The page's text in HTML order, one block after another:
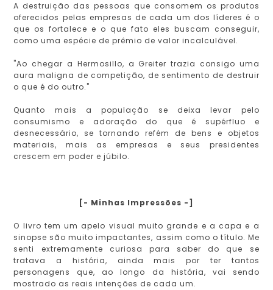
A destruição das pessoas que consomem os produtos
oferecidos pelas empresas de cada um dos líderes é o
que os fortalece e o que fato eles buscam conseguir,
como uma espécie de prêmio de valor incalculável.
"Ao chegar a Hermosillo, a Greiter trazia consigo uma
aura maligna de competição, de sentimento de destruir
o que é do outro."
Quanto mais a população se deixa levar pelo
consumismo e adoração do que é supérfluo e
desnecessário, se tornando refém de bens e objetos
materiais, mais as empresas e seus presidentes
crescem em poder e júbilo.
[- Minhas Impressões -]
O livro tem um apelo visual muito grande e a capa e a
sinopse são muito impactantes, assim como o título. Me
senti extremamente curiosa para saber do que se
tratava a história, ainda mais por ter tantos
personagens que, ao longo da história, vai sendo
mostrado as reais intenções de cada um.